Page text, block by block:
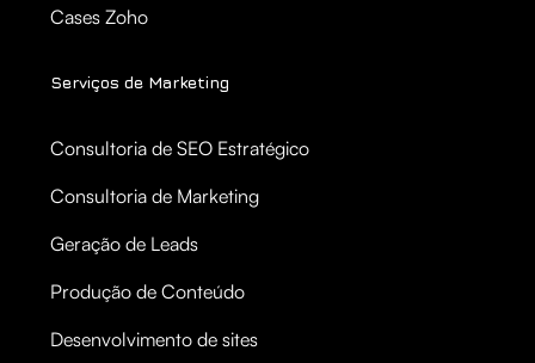
Cases Zoho
Serviços de Marketing
Consultoria de SEO Estratégico
Consultoria de Marketing
Geração de Leads
Produção de Conteúdo
Desenvolvimento de sites